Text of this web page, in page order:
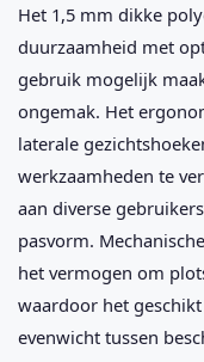
Het 1,5 mm dikke
duurzaamheid met
gebruik mogelijk
ongemak. Het
laterale
werkzaamheden te
aan diverse
pasvorm.
het vermogen om
waardoor het
evenwicht tussen